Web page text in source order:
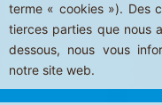
terme « cookies »). Des
tierces parties que nous
dessous, nous vous
notre site web.